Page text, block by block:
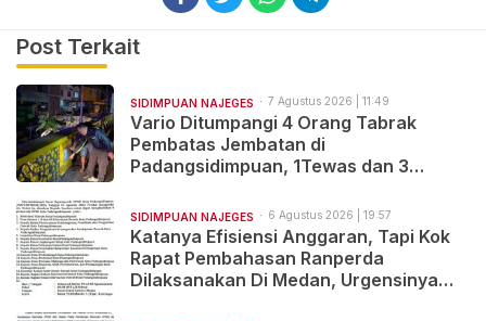
Post Terkait
SIDIMPUAN NAJEGES 7 Agustus 2026 | 11:49
Vario Ditumpangi 4 Orang Tabrak
Pembatas Jembatan di
Padangsidimpuan, 1Tewas dan 3
SIDIMPUAN NAJEGES 6 Agustus 2026 | 19:57
Katanya Efisiensi Anggaran, Tapi Kok
Rapat Pembahasan Ranperda
Dilaksanakan Di Medan, Urgensinya